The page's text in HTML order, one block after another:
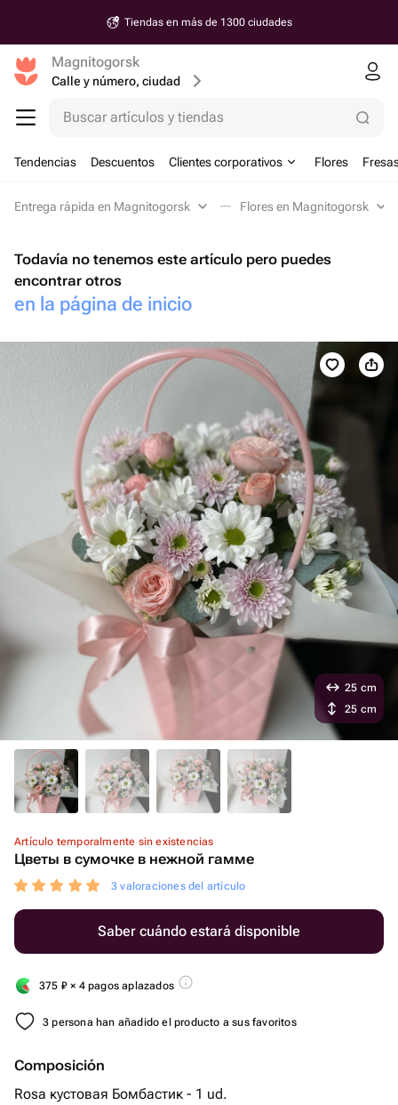
Tiendas en más de 1300 ciudades
Magnitogorsk
Calle y número, ciudad
Buscar artículos y tiendas
Tendencias Descuentos Clientes corporativos Flores
Entrega rápida en Magnitogorsk Flores en Magnitogorsk
Todavía no tenemos este artículo pero puedes
encontrar otros
en la página de inicio
Artículo temporalmente sin existencias
Цветы в сумочке в нежной гамме
3 valoraciones del artículo
Saber cuándo estará disponible
375 ₽ × 4 pagos aplazados
3 persona han añadido el producto a sus favoritos
Composición
Rosa кустовая Бомбастик - 1 ud.
25 cm
25 cm